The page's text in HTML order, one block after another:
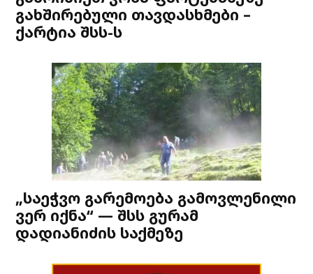
გახშირებული თავდასხმები –
ქარტია შსს-ს
„საეჭვო გარემოება გამოვლენილი
ვერ იქნა“ — შსს გურამ
დადიანიძის საქმეზე